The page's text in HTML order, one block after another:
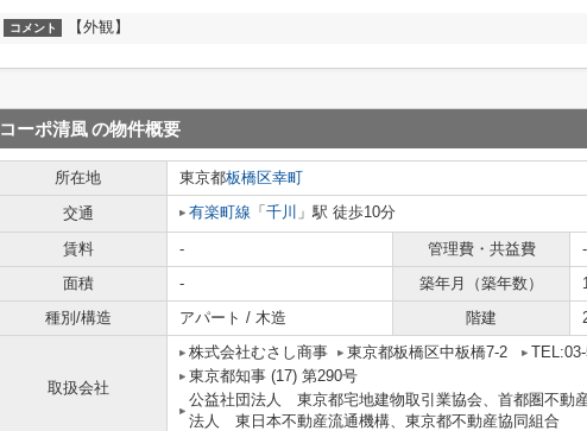
コメント 【外観】
コーポ清風の物件概要
所在地 東京都板橋区幸町
交通
有楽町線 「 千川 」駅 徒歩10分
賃料 - 管理費・共益費
-
面積
- 築年月（築年数）
種別/構造
アパート / 木造 階建
取扱会社
株式会社むさし商事 東京都板橋区中板橋7-2
東京都知事 (17) 第290号
公益社団法人 東京都宅地建物取引業協会、首都圏不動
法人 東日本不動産流通機構、東京都不動産協同組合